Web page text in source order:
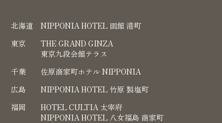
北海道
NIPPONIA HOTEL 函館 港町
東京
THE GRAND GINZA
東京九段会館テラス
千葉
佐原商家町ホテル NIPPONIA
広島
NIPPONIA HOTEL 竹原 製塩町
福岡
HOTEL CULTIA 太宰府
NIPPONIA HOTEL 八女福島 商家町